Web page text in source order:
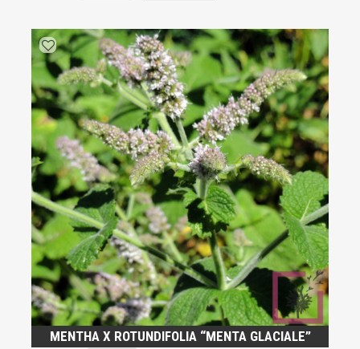
MENTHA X ROTUNDIFOLIA “MENTA GLACIALE”